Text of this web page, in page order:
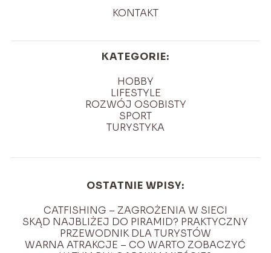
KONTAKT
KATEGORIE:
HOBBY
LIFESTYLE
ROZWÓJ OSOBISTY
SPORT
TURYSTYKA
OSTATNIE WPISY:
CATFISHING – ZAGROŻENIA W SIECI
SKĄD NAJBLIŻEJ DO PIRAMID? PRAKTYCZNY
PRZEWODNIK DLA TURYSTÓW
WARNA ATRAKCJE – CO WARTO ZOBACZYĆ